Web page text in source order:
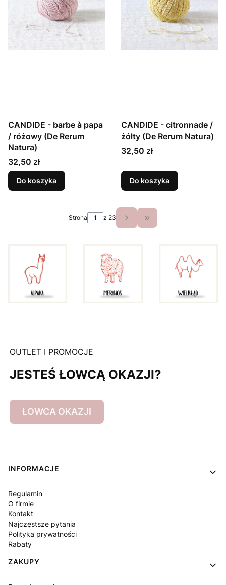
CANDIDE - barbe à papa
/ różowy (De Rerum
Natura)
Cena
32,50 zł
Do koszyka
CANDIDE - citronnade /
żółty (De Rerum Natura)
Cena
32,50 zł
Do koszyka
Strona z 23 Przejdź do ostatniej
OUTLET I PROMOCJE
JESTEŚ ŁOWCĄ OKAZJI?
ŁOWCA OKAZJI
Linki w stopce
INFORMACJE
Regulamin
O firmie
Kontakt
Najczęstsze pytania
Polityka prywatności
Rabaty
ZAKUPY